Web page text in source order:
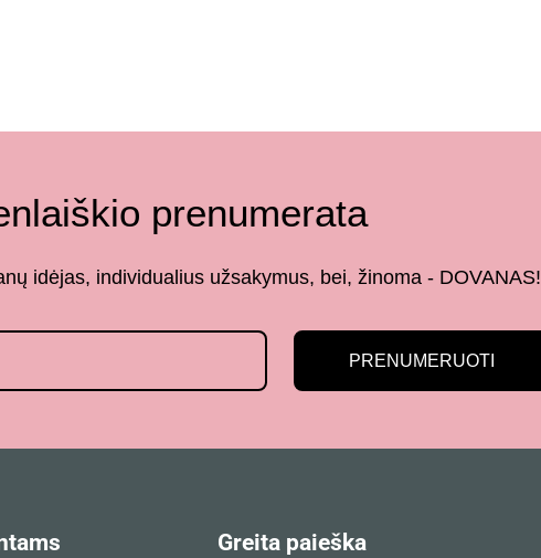
prenumerata
idėjas, individualius užsakymus, bei, žinoma - DOVANAS!
PRENUMERUOTI
Greita paieška